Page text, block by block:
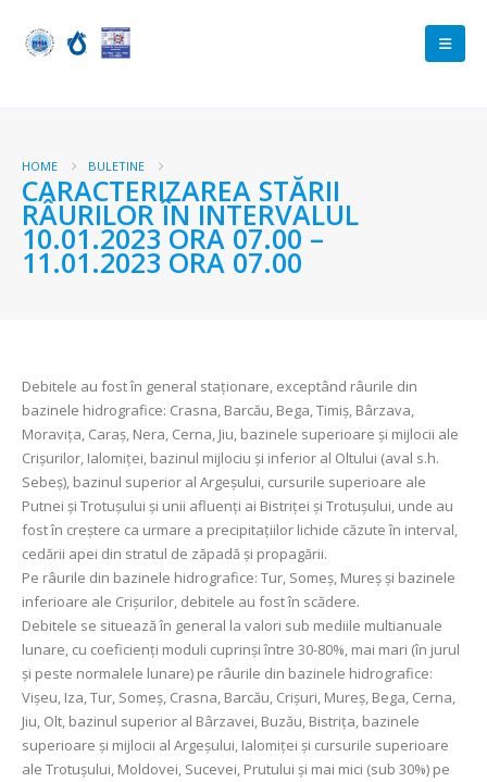
HOME BULETINE
CARACTERIZAREA STĂRII
RÂURILOR ÎN INTERVALUL
10.01.2023 ORA 07.00 –
11.01.2023 ORA 07.00
Debitele au fost în general staționare, exceptând râurile din
bazinele hidrografice: Crasna, Barcău, Bega, Timiș, Bârzava,
Moravița, Caraș, Nera, Cerna, Jiu, bazinele superioare și mijlocii ale
Crișurilor, Ialomiței, bazinul mijlociu și inferior al Oltului (aval s.h.
Sebeș), bazinul superior al Argeșului, cursurile superioare ale
Putnei și Trotușului şi unii afluenţi ai Bistriţei şi Trotuşului, unde au
fost în creștere ca urmare a precipitațiilor lichide căzute în interval,
cedării apei din stratul de zăpadă și propagării.
Pe râurile din bazinele hidrografice: Tur, Someș, Mureș și bazinele
inferioare ale Crișurilor, debitele au fost în scădere.
Debitele se situează în general la valori sub mediile multianuale
lunare, cu coeficienți moduli cuprinși între 30-80%, mai mari (în jurul
și peste normalele lunare) pe râurile din bazinele hidrografice:
Vișeu, Iza, Tur, Someș, Crasna, Barcău, Crișuri, Mureș, Bega, Cerna,
Jiu, Olt, bazinul superior al Bârzavei, Buzău, Bistrița, bazinele
superioare și mijlocii al Argeșului, Ialomiței și cursurile superioare
ale Trotușului, Moldovei, Sucevei, Prutului şi mai mici (sub 30%) pe